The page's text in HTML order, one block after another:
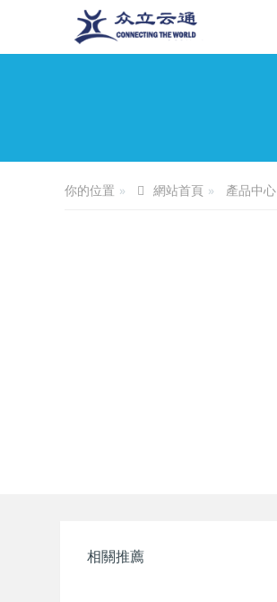
你的位置 網站首頁 產品中心
相關推薦